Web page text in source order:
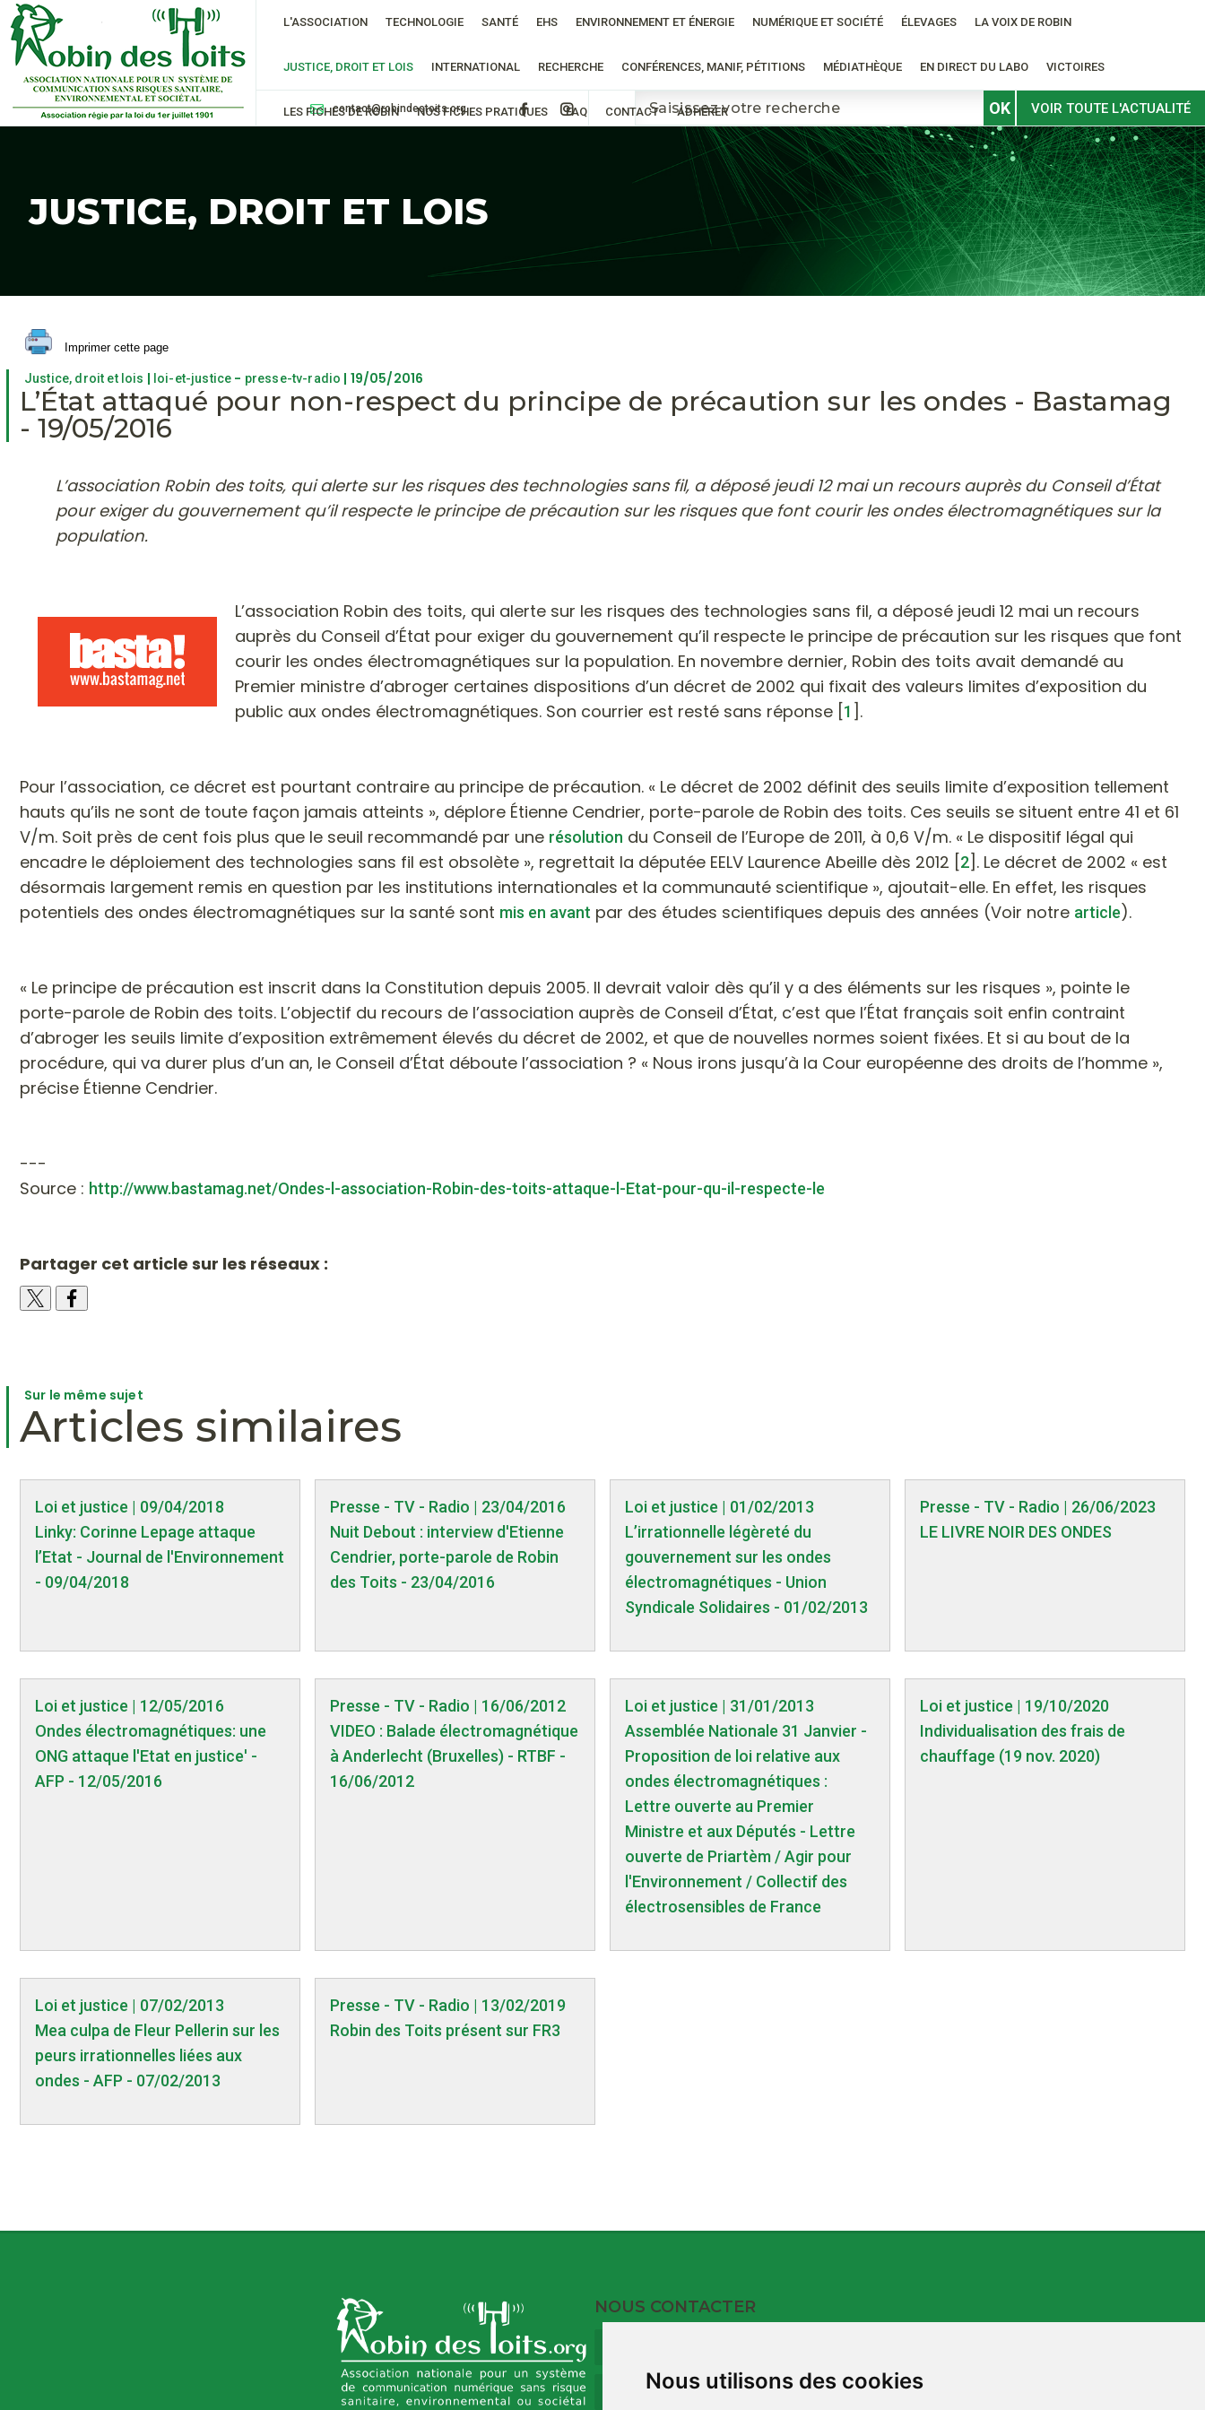
Nous utilisons des cookies
JUSTICE, DROIT ET LOIS
L'ASSOCIATION TECHNOLOGIE SANTÉ EHS ENVIRONNEMENT ET ÉNERGIE NUMÉRIQUE ET SOCIÉTÉ ÉLEVAGES LA VOIX DE ROBIN
JUSTICE, DROIT ET LOIS INTERNATIONAL RECHERCHE CONFÉRENCES, MANIF, PÉTITIONS MÉDIATHÈQUE EN DIRECT DU LABO VICTOIRES
LES FICHES DE ROBIN NOS FICHES PRATIQUES FAQ CONTACT ADHÉRER
contact@robindestoits.org OK VOIR TOUTE L'ACTUALITÉ
Imprimer cette page
Justice, droit et lois | loi-et-justice - presse-tv-radio | 19/05/2016
L’État attaqué pour non-respect du principe de précaution sur les ondes - Bastamag
- 19/05/2016
L’association Robin des toits, qui alerte sur les risques des technologies sans fil, a déposé jeudi 12 mai un recours auprès du Conseil d’État
pour exiger du gouvernement qu’il respecte le principe de précaution sur les risques que font courir les ondes électromagnétiques sur la
population.
L’association Robin des toits, qui alerte sur les risques des technologies sans fil, a déposé jeudi 12 mai un recours
auprès du Conseil d’État pour exiger du gouvernement qu’il respecte le principe de précaution sur les risques que font
courir les ondes électromagnétiques sur la population. En novembre dernier, Robin des toits avait demandé au
Premier ministre d’abroger certaines dispositions d’un décret de 2002 qui fixait des valeurs limites d’exposition du
public aux ondes électromagnétiques. Son courrier est resté sans réponse [1 ] .
Pour l’association, ce décret est pourtant contraire au principe de précaution. « Le décret de 2002 définit des seuils limite d’exposition tellement
hauts qu’ils ne sont de toute façon jamais atteints », déplore Étienne Cendrier, porte-parole de Robin des toits. Ces seuils se situent entre 41 et 61
V/m. Soit près de cent fois plus que le seuil recommandé par une résolution du Conseil de l’Europe de 2011, à 0,6 V/m. « Le dispositif légal qui
encadre le déploiement des technologies sans fil est obsolète », regrettait la députée EELV Laurence Abeille dès 2012 [2] . Le décret de 2002 « est
désormais largement remis en question par les institutions internationales et la communauté scientifique », ajoutait-elle. En effet, les risques
potentiels des ondes électromagnétiques sur la santé sont mis en avant par des études scientifiques depuis des années (Voir notre article).
« Le principe de précaution est inscrit dans la Constitution depuis 2005. Il devrait valoir dès qu’il y a des éléments sur les risques », pointe le
porte-parole de Robin des toits. L’objectif du recours de l’association auprès de Conseil d’État, c’est que l’État français soit enfin contraint
d’abroger les seuils limite d’exposition extrêmement élevés du décret de 2002, et que de nouvelles normes soient fixées. Et si au bout de la
procédure, qui va durer plus d’un an, le Conseil d’État déboute l’association ? « Nous irons jusqu’à la Cour européenne des droits de l’homme »,
précise Étienne Cendrier.
---
Source : http://www.bastamag.net/Ondes-l-association-Robin-des-toits-attaque-l-Etat-pour-qu-il-respecte-le
Partager cet article sur les réseaux :
Sur le même sujet
Articles similaires
Loi et justice | 09/04/2018
Linky: Corinne Lepage attaque
l’Etat - Journal de l'Environnement
- 09/04/2018
Presse - TV - Radio | 23/04/2016
Nuit Debout : interview d'Etienne
Cendrier, porte-parole de Robin
des Toits - 23/04/2016
Loi et justice | 01/02/2013
L’irrationnelle légèreté du
gouvernement sur les ondes
électromagnétiques - Union
Syndicale Solidaires - 01/02/2013
Presse - TV - Radio | 26/06/2023
LE LIVRE NOIR DES ONDES
Loi et justice | 12/05/2016
Ondes électromagnétiques: une
ONG attaque l'Etat en justice' -
AFP - 12/05/2016
Presse - TV - Radio | 16/06/2012
VIDEO : Balade électromagnétique
à Anderlecht (Bruxelles) - RTBF -
16/06/2012
Loi et justice | 31/01/2013
Assemblée Nationale 31 Janvier -
Proposition de loi relative aux
ondes électromagnétiques :
Lettre ouverte au Premier
Ministre et aux Députés - Lettre
ouverte de Priartèm / Agir pour
l'Environnement / Collectif des
électrosensibles de France
Loi et justice | 19/10/2020
Individualisation des frais de
chauffage (19 nov. 2020)
Loi et justice | 07/02/2013
Mea culpa de Fleur Pellerin sur les
peurs irrationnelles liées aux
ondes - AFP - 07/02/2013
Presse - TV - Radio | 13/02/2019
Robin des Toits présent sur FR3
NOUS CONTACTER
09 73 32 35 00